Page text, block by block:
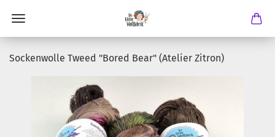
Sockenwolle Tweed "Bored Bear" (Atelier Zitron)